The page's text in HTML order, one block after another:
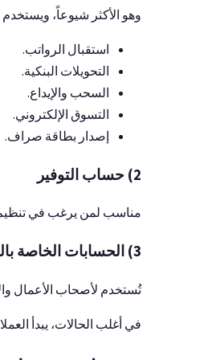
وهو الأكثر شيوعاً،
استقبال الرواتب.
التحويلات البنكية.
السحب والإيداع.
التسوق الإلكتروني.
إصدار بطاقة صراف.
2) حساب التوفير
مناسب لمن يرغب في
3) الحسابات الخاصة بالمؤسسات والشركات
تُستخدم لأصحاب الأعمال
في أغلب الحالات، يبدأ